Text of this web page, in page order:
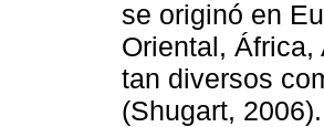
se originó en
Oriental,
tan diversos
(Shugart, 2006).